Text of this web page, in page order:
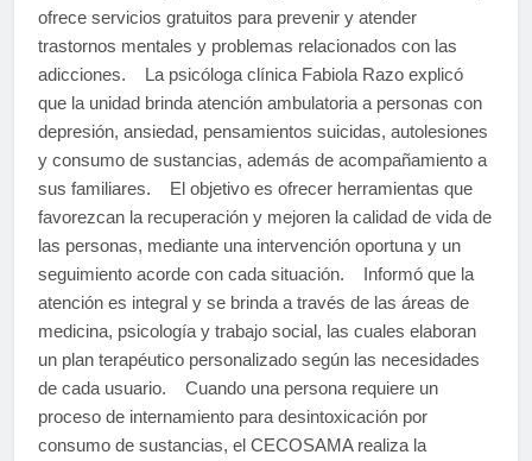
ofrece servicios gratuitos para prevenir y atender
trastornos mentales y problemas relacionados con las
adicciones. La psicóloga clínica Fabiola Razo explicó
que la unidad brinda atención ambulatoria a personas con
depresión, ansiedad, pensamientos suicidas, autolesiones
y consumo de sustancias, además de acompañamiento a
sus familiares. El objetivo es ofrecer herramientas que
favorezcan la recuperación y mejoren la calidad de vida de
las personas, mediante una intervención oportuna y un
seguimiento acorde con cada situación. Informó que la
atención es integral y se brinda a través de las áreas de
medicina, psicología y trabajo social, las cuales elaboran
un plan terapéutico personalizado según las necesidades
de cada usuario. Cuando una persona requiere un
proceso de internamiento para desintoxicación por
consumo de sustancias, el CECOSAMA realiza la